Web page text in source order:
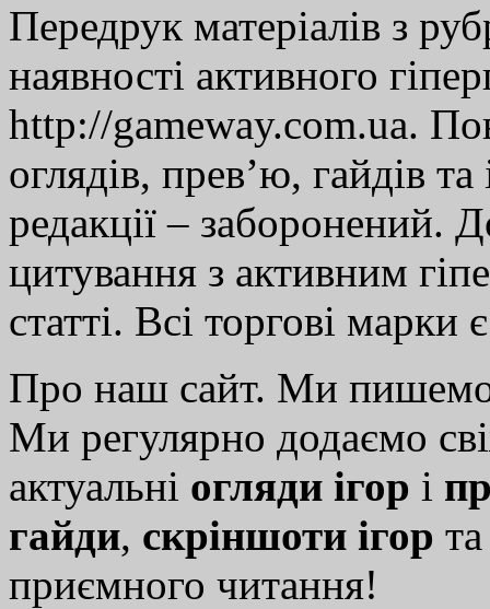
Передрук матеріалів з
наявності активного
http://gameway.com.ua.
оглядів, прев’ю, гайдів
редакції – заборонений.
цитування з активним
статті. Всі торгові марки
Про наш сайт. Ми
Ми регулярно додаємо
актуальні огляди ігор і
гайди, скріншоти ігор
приємного читання!